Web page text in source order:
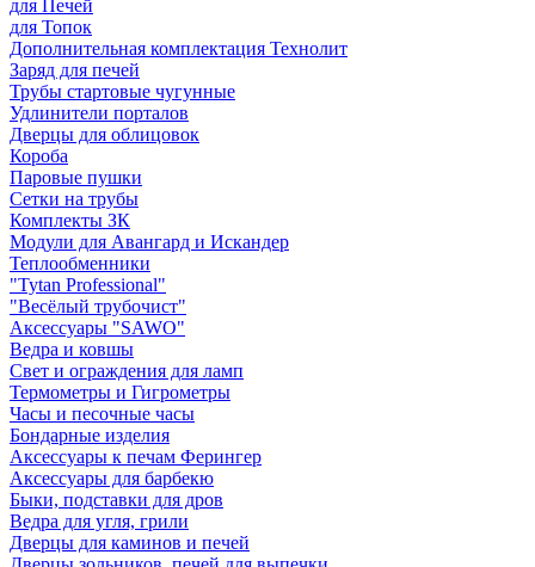
для Печей
для Топок
Дополнительная комплектация Технолит
Заряд для печей
Трубы стартовые чугунные
Удлинители порталов
Дверцы для облицовок
Короба
Паровые пушки
Сетки на трубы
Комплекты ЗК
Модули для Авангард и Искандер
Теплообменники
"Tytan Professional"
"Весёлый трубочист"
Аксессуары "SAWO"
Ведра и ковшы
Свет и ограждения для ламп
Термометры и Гигрометры
Часы и песочные часы
Бондарные изделия
Аксессуары к печам Ферингер
Аксессуары для барбекю
Быки, подставки для дров
Ведра для угля, грили
Дверцы для каминов и печей